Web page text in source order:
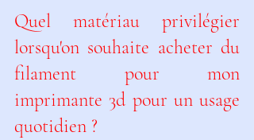
Quel matériau privilégier
lorsqu'on souhaite acheter du
filament pour mon
imprimante 3d pour un usage
quotidien ?